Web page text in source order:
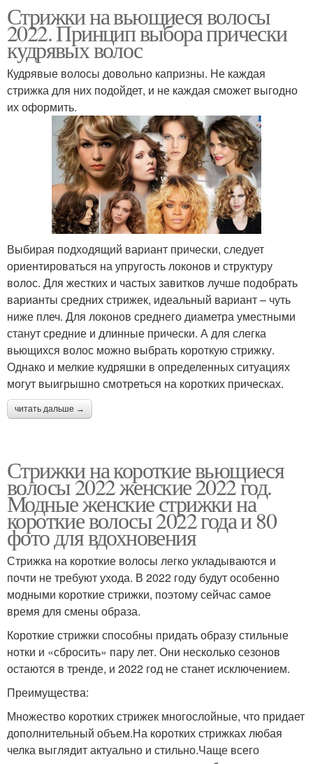
Стрижки на вьющиеся волосы
2022. Принцип выбора прически
кудрявых волос
Кудрявые волосы довольно капризны. Не каждая
стрижка для них подойдет, и не каждая сможет выгодно
их оформить.
Выбирая подходящий вариант прически, следует
ориентироваться на упругость локонов и структуру
волос. Для жестких и частых завитков лучше подобрать
варианты средних стрижек, идеальный вариант – чуть
ниже плеч. Для локонов среднего диаметра уместными
станут средние и длинные прически. А для слегка
вьющихся волос можно выбрать короткую стрижку.
Однако и мелкие кудряшки в определенных ситуациях
могут выигрышно смотреться на коротких прическах.
читать дальше →
Стрижки на короткие вьющиеся
волосы 2022 женские 2022 год.
Модные женские стрижки на
короткие волосы 2022 года и 80
фото для вдохновения
Стрижка на короткие волосы легко укладываются и
почти не требуют ухода. В 2022 году будут особенно
модными короткие стрижки, поэтому сейчас самое
время для смены образа.
Короткие стрижки способны придать образу стильные
нотки и «сбросить» пару лет. Они несколько сезонов
остаются в тренде, и 2022 год не станет исключением.
Преимущества:
Множество коротких стрижек многослойные, что придает
дополнительный объем.На коротких стрижках любая
челка выглядит актуально и стильно.Чаще всего